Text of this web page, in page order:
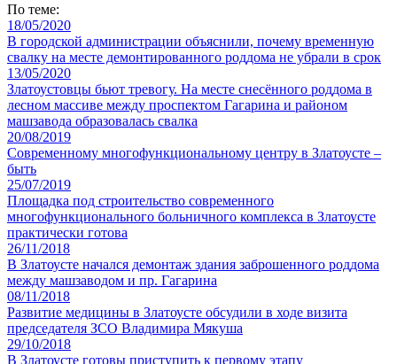
По теме:
18/05/2020
В городской администрации объяснили, почему временную
свалку на месте демонтированного роддома не убрали в срок
13/05/2020
Златоустовцы бьют тревогу. На месте снесённого роддома в
лесном массиве между проспектом Гагарина и районом
машзавода образовалась свалка
20/08/2019
Современному многофункциональному центру в Златоусте –
быть
25/07/2019
Площадка под строительство современного
многофункционального больничного комплекса в Златоусте
практически готова
26/11/2018
В Златоусте начался демонтаж здания заброшенного роддома
между машзаводом и пр. Гагарина
08/11/2018
Развитие медицины в Златоусте обсудили в ходе визита
председателя ЗСО Владимира Мякуша
29/10/2018
В Златоусте готовы приступить к первому этапу